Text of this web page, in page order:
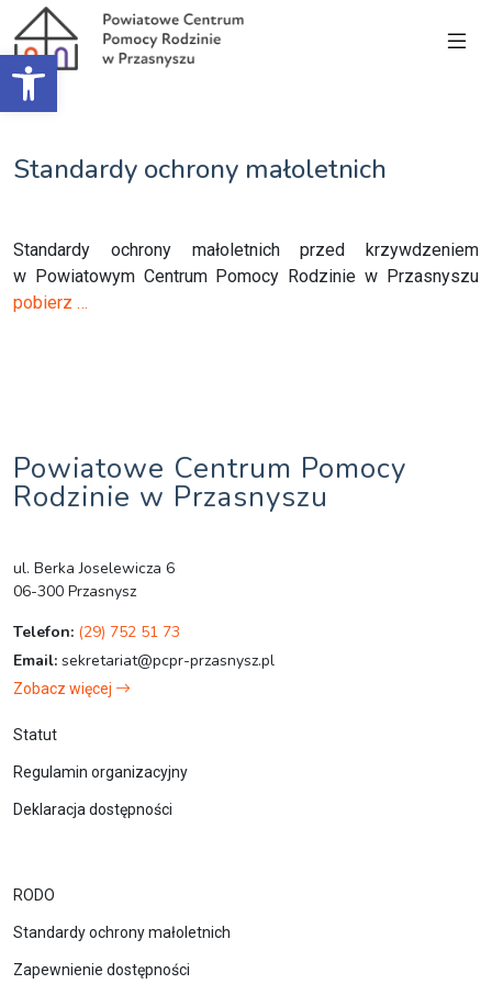
Open toolbar
Standardy ochrony małoletnich
Standardy ochrony małoletnich przed krzywdzeniem
w Powiatowym Centrum Pomocy Rodzinie w Przasnyszu
pobierz …
Powiatowe Centrum Pomocy
Rodzinie w Przasnyszu
ul. Berka Joselewicza 6
06-300 Przasnysz
Telefon: (29) 752 51 73
Email: sekretariat@pcpr-przasnysz.pl
Zobacz więcej
Statut
Regulamin organizacyjny
Deklaracja dostępności
RODO
Standardy ochrony małoletnich
Zapewnienie dostępności